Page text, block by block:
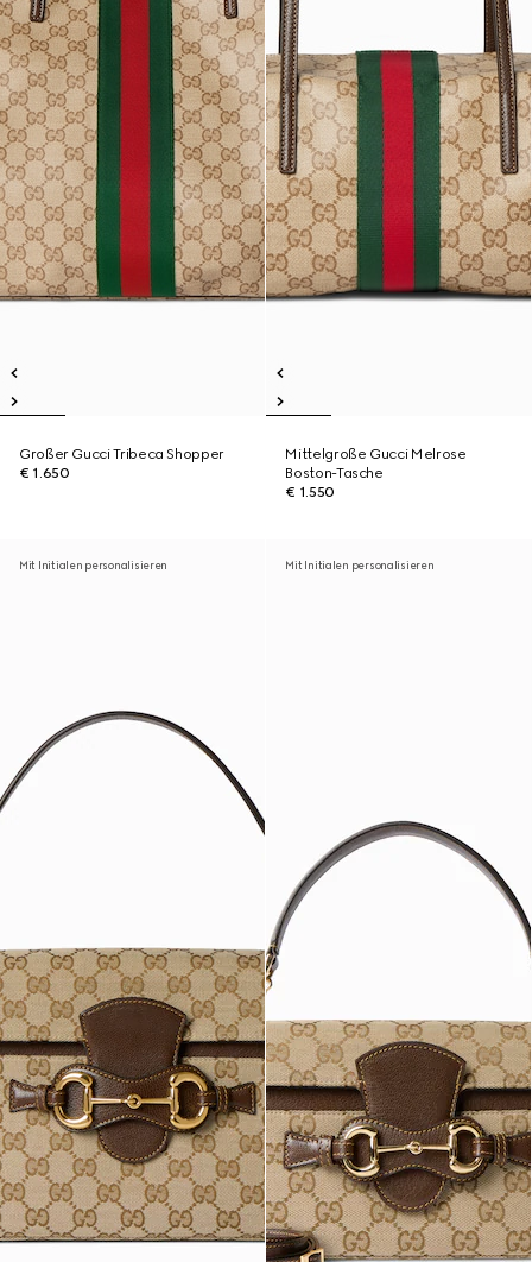
Großer Gucci Tribeca Shopper
€ 1.650
Mittelgroße Gucci Melrose
Boston-Tasche
€ 1.550
Mit Initialen personalisieren Mit Initialen personalisieren